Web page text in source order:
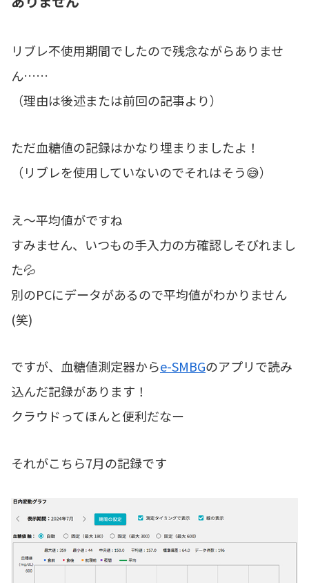
リブレ不使用期間でしたので残念ながらありませ
ん……
（理由は後述または前回の記事より）
ただ血糖値の記録はかなり埋まりましたよ！
（リブレを使用していないのでそれはそう😅）
え～平均値がですね
すみません、いつもの手入力の方確認しそびれまし
た💦
別のPCにデータがあるので平均値がわかりません
(笑)
ですが、血糖値測定器からe-SMBGのアプリで読み
込んだ記録があります！
クラウドってほんと便利だなー
それがこちら7月の記録です